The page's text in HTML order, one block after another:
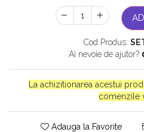
Bijuterii onix
Bijuterii piatra lunii
Bijuterii piatra soarelui
Bijuterii rodocrozit
Cod Produs:
Ai nevoie de ajutor?
La achizitionarea acestui
comenzile
Adauga la Favorite